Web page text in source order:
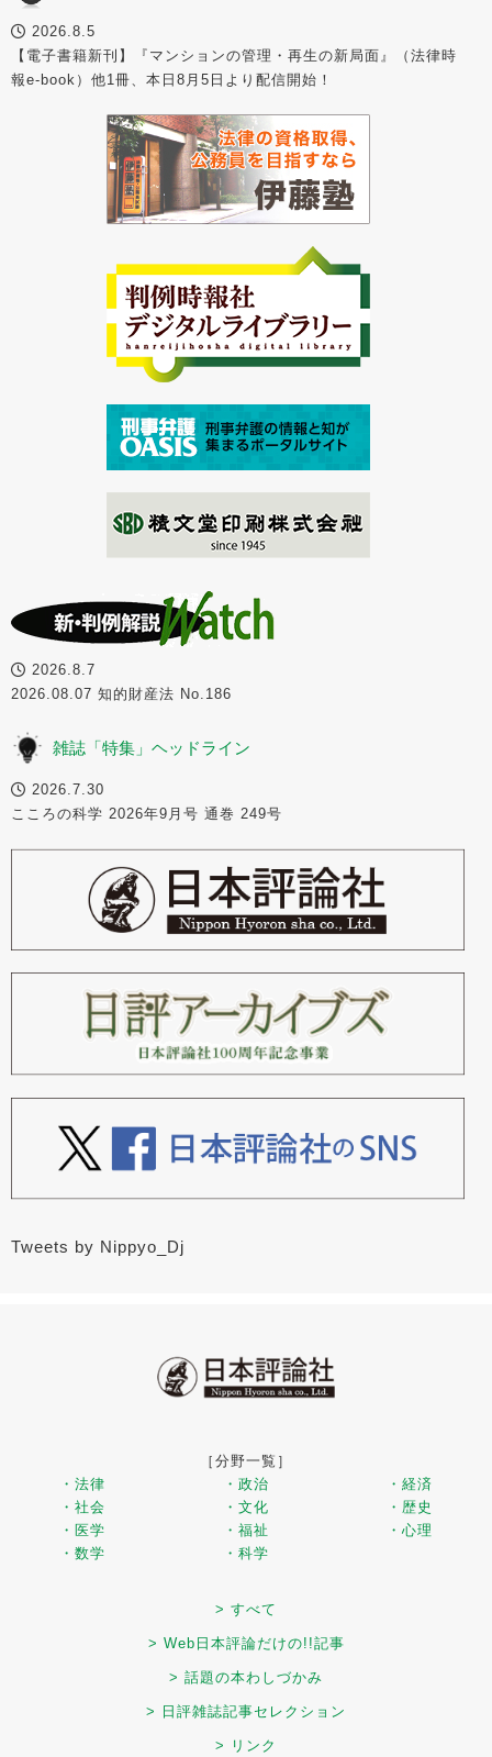
2026.8.5
【電子書籍新刊】『マンションの管理・再生の新局面』（法律時
報e-book）他1冊、本日8月5日より配信開始！
2026.8.7
2026.08.07 知的財産法 No.186
雑誌「特集」ヘッドライン
2026.7.30
こころの科学 2026年9月号 通巻 249号
Tweets by Nippyo_Dj
［分野一覧］
・法律
・政治
・経済
・社会
・文化
・歴史
・医学
・福祉
・心理
・数学
・科学
> すべて
> Web日本評論だけの!!記事
> 話題の本わしづかみ
> 日評雑誌記事セレクション
> リンク